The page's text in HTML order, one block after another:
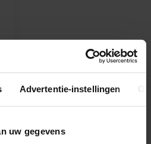
Advertentie-instellingen
uw gegevens